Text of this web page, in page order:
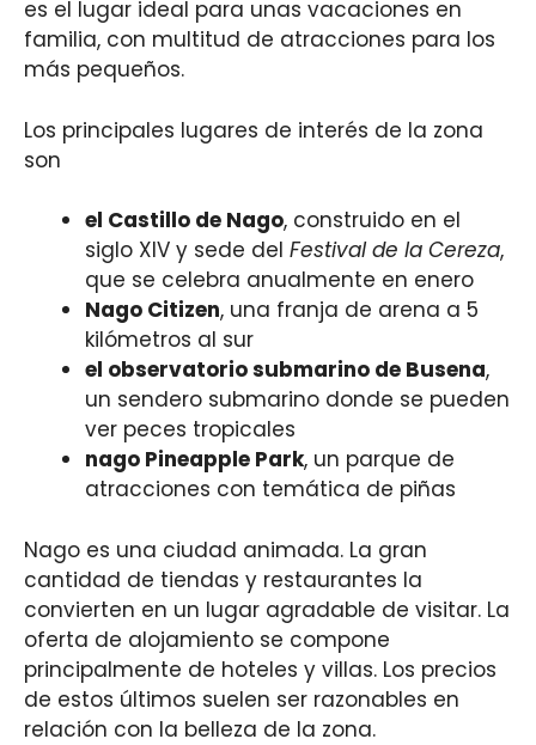
es el lugar ideal para unas vacaciones en
familia, con multitud de atracciones para los
más pequeños.
Los principales lugares de interés de la zona
son
el Castillo de Nago, construido en el
siglo XIV y sede del Festival de la Cereza,
que se celebra anualmente en enero
Nago Citizen, una franja de arena a 5
kilómetros al sur
el observatorio submarino de Busena,
un sendero submarino donde se pueden
ver peces tropicales
nago Pineapple Park, un parque de
atracciones con temática de piñas
Nago es una ciudad animada. La gran
cantidad de tiendas y restaurantes la
convierten en un lugar agradable de visitar. La
oferta de alojamiento se compone
principalmente de hoteles y villas. Los precios
de estos últimos suelen ser razonables en
relación con la belleza de la zona.